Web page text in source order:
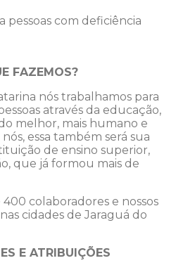
pessoas com deficiência
FAZEMOS?
nós trabalhamos para
através da educação,
melhor, mais humano e
essa também será sua
de ensino superior,
que já formou mais de
colaboradores e nossos
cidades de Jaraguá do
E ATRIBUIÇÕES